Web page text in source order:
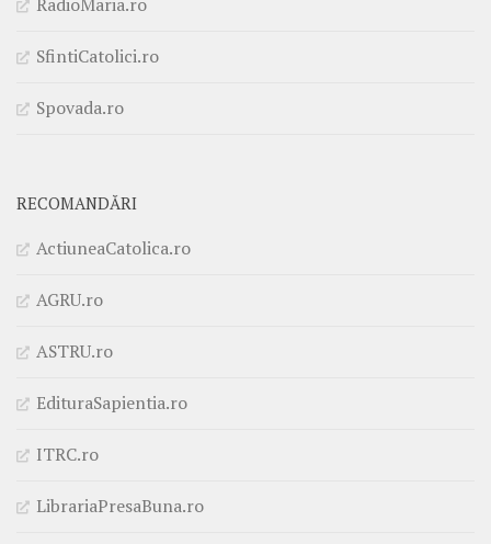
SfintiCatolici.ro
Spovada.ro
RECOMANDĂRI
ActiuneaCatolica.ro
AGRU.ro
ASTRU.ro
EdituraSapientia.ro
ITRC.ro
LibrariaPresaBuna.ro